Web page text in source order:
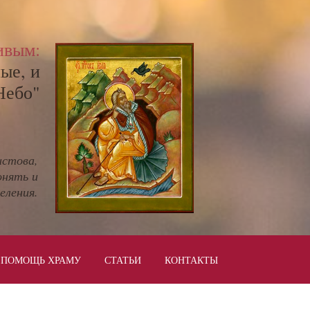
и
и
ПОМОЩЬ ХРАМУ СТАТЬИ КОНТАКТЫ